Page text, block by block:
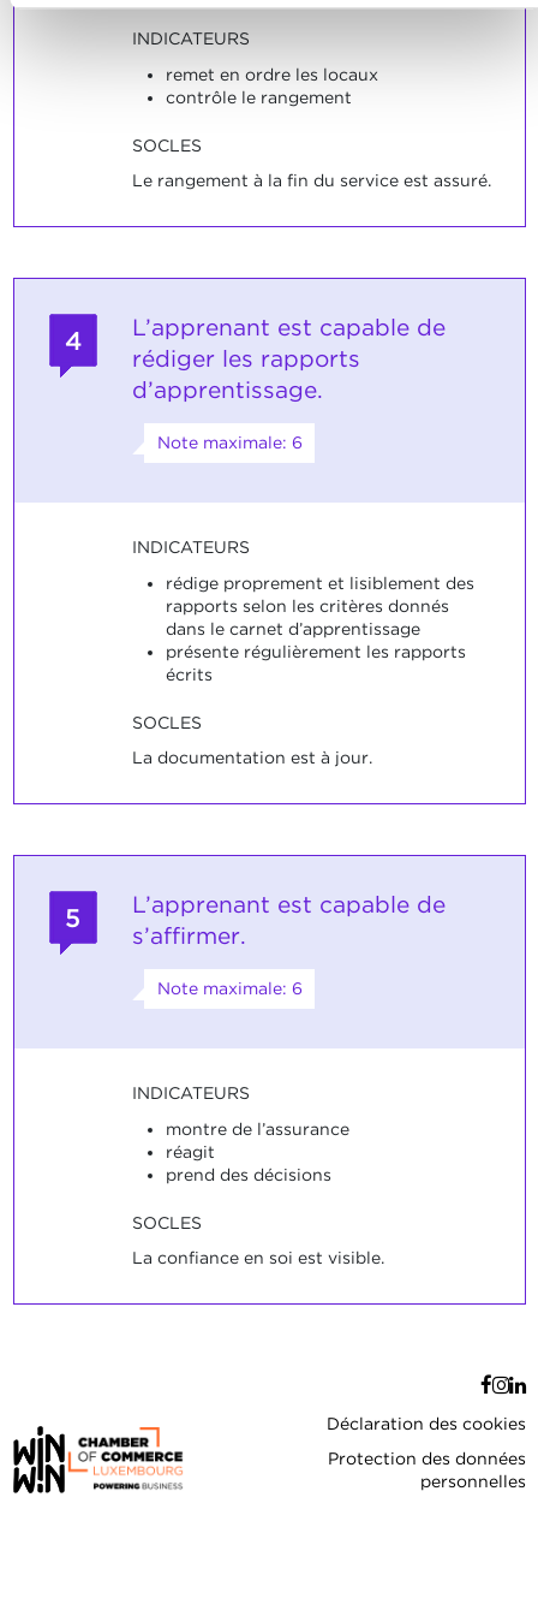
INDICATEURS
remet en ordre les locaux
contrôle le rangement
SOCLES
Le rangement à la fin du service est assuré.
4
L’apprenant est capable de
rédiger les rapports
d’apprentissage.
Note maximale: 6
INDICATEURS
rédige proprement et lisiblement des
rapports selon les critères donnés
dans le carnet d’apprentissage
présente régulièrement les rapports
écrits
SOCLES
La documentation est à jour.
5
L’apprenant est capable de
s’affirmer.
Note maximale: 6
INDICATEURS
montre de l’assurance
réagit
prend des décisions
SOCLES
La confiance en soi est visible.
Déclaration des cookies
Protection des données
personnelles